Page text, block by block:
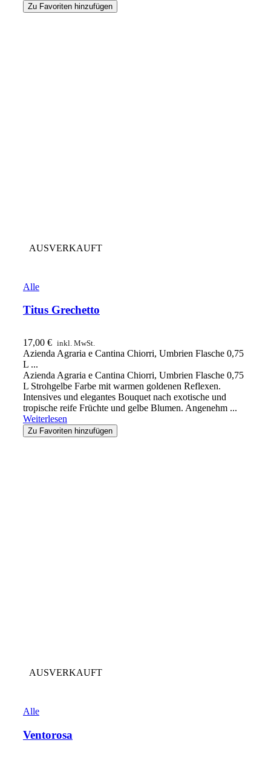
Zu Favoriten hinzufügen
AUSVERKAUFT
Alle
Titus Grechetto
17,00 € inkl. MwSt.
Azienda Agraria e Cantina Chiorri, Umbrien Flasche 0,75
L ...
Azienda Agraria e Cantina Chiorri, Umbrien Flasche 0,75
L Strohgelbe Farbe mit warmen goldenen Reflexen.
Intensives und elegantes Bouquet nach exotische und
tropische reife Früchte und gelbe Blumen. Angenehm ...
Weiterlesen
Zu Favoriten hinzufügen
AUSVERKAUFT
Alle
Ventorosa